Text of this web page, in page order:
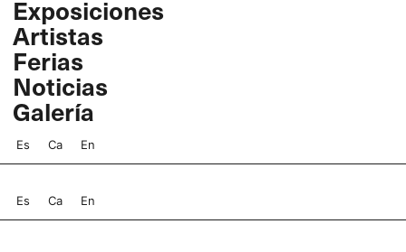
contenido
Exposiciones
Artistas
Ferias
Noticias
Galería
Es Ca En
Es Ca En